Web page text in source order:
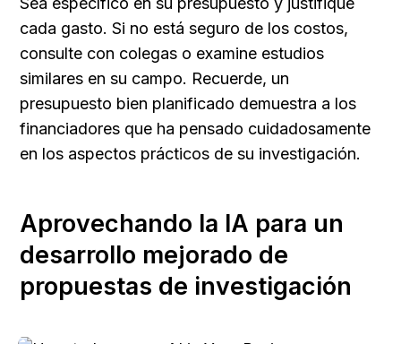
cada gasto. Si no está seguro de los costos,
consulte con colegas o examine estudios
similares en su campo. Recuerde, un
presupuesto bien planificado demuestra a los
financiadores que ha pensado cuidadosamente
en los aspectos prácticos de su investigación.
Aprovechando la IA para un
desarrollo mejorado de
propuestas de investigación